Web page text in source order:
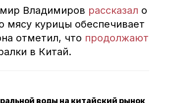
Владимиров рассказал о
мясу курицы обеспечивает
отметил, что продолжают
в Китай.
воды на китайский рынок